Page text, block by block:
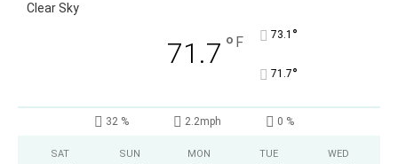
Clear Sky
71.7 ° F 73.1 °
71.7°
32 % 2.2mph 0 %
SAT SUN MON TUE WED